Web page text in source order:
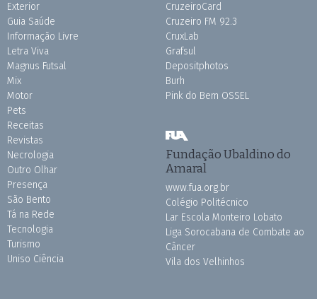
Exterior
Guia Saúde
Informação Livre
Letra Viva
Magnus Futsal
Mix
Motor
Pets
Receitas
Revistas
Necrologia
Outro Olhar
Presença
São Bento
Tá na Rede
Tecnologia
Turismo
Uniso Ciência
CruzeiroCard
Cruzeiro FM 92.3
CruxLab
Grafsul
Depositphotos
Burh
Pink do Bem OSSEL
Fundação Ubaldino do
Amaral
www.fua.org.br
Colégio Politécnico
Lar Escola Monteiro Lobato
Liga Sorocabana de Combate ao
Câncer
Vila dos Velhinhos